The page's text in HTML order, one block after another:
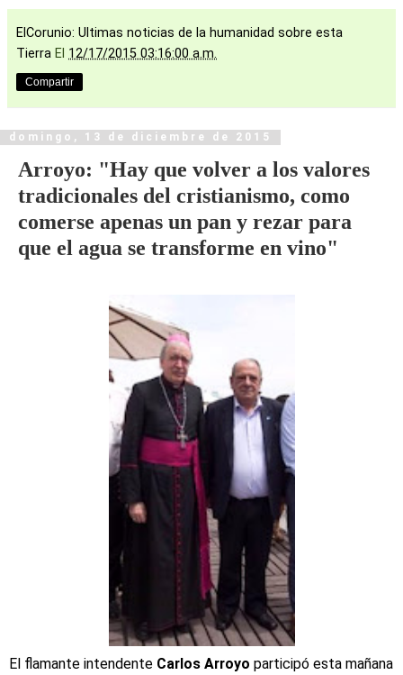
ElCorunio: Ultimas noticias de la humanidad sobre esta
Tierra El 12/17/2015 03:16:00 a.m.
Compartir
domingo, 13 de diciembre de 2015
Arroyo: "Hay que volver a los valores
tradicionales del cristianismo, como
comerse apenas un pan y rezar para
que el agua se transforme en vino"
El flamante intendente Carlos Arroyo participó esta mañana